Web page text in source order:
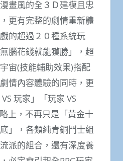
畫風的全３Ｄ建模且忠
更有完整的劇情重新體
的超過２０種系統玩
腦花錢就能獲勝」，超
宙(技能輔助效果)搭配
情內容體驗的同時，更
玩家」「玩家 VS
上，不再只是「黃金十
」，各類純青銅鬥士組
派的組合，還有深度養